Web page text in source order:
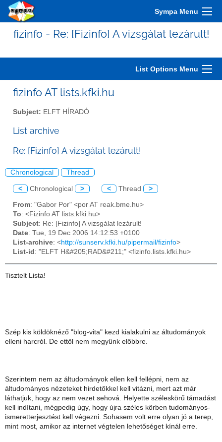
Sympa Menu
fizinfo - Re: [Fizinfo] A vizsgálat lezárult!
List Options Menu
fizinfo AT lists.kfki.hu
Subject: ELFT HÍRADÓ
List archive
Re: [Fizinfo] A vizsgálat lezárult!
Chronological Thread
< Chronological > < Thread >
From: "Gabor Por" <por AT reak.bme.hu>
To: <Fizinfo AT lists.kfki.hu>
Subject: Re: [Fizinfo] A vizsgálat lezárult!
Date: Tue, 19 Dec 2006 14:12:53 +0100
List-archive: <http://sunserv.kfki.hu/pipermail/fizinfo>
List-id : "ELFT H&#205;RAD&#211;" <fizinfo.lists.kfki.hu>
Tisztelt Lista!
Szép kis köldöknéző "blog-vita" kezd kialakulni az áltudományok
elleni harcról. De ettől nem megyünk előbbre.
Szerintem nem az áltudományok ellen kell fellépni, nem az
áltudományos nézeteket hirdetőkkel kell vitázni, mert azt már
láthatjuk, hogy az nem vezet sehová. Helyette széleskörű támadást
kell indítani, mégpedig úgy, hogy újra széles körben tudományos-
ismeretterjesztést kell végezni. Sohasem volt erre olyan jó a terep,
mint most, amikor az internet végtelen lehetőséget kínál erre.